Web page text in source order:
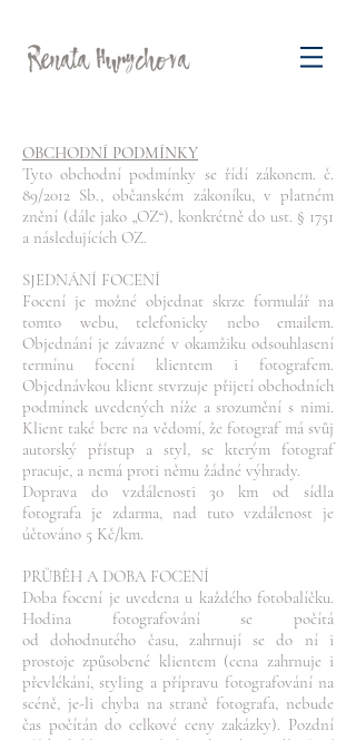
OBCHODNÍ PODMÍNKY
Tyto obchodní podmínky se řídí zákonem. č.
89/2012 Sb., občanském zákoníku, v platném
znění (dále jako „OZ“), konkrétně do ust. § 1751
a následujících OZ.
SJEDNÁNÍ FOCENÍ
Focení je možné objednat skrze formulář na
tomto webu, telefonicky nebo emailem.
Objednání je závazné v okamžiku odsouhlasení
termínu focení klientem i fotografem.
Objednávkou klient stvrzuje přijetí obchodních
podmínek uvedených níže a srozumění s nimi.
Klient také bere na vědomí, že fotograf má svůj
autorský přístup a styl, se kterým fotograf
pracuje, a nemá proti němu žádné výhrady.
Doprava do vzdálenosti 30 km od sídla
fotografa je zdarma, nad tuto vzdálenost je
účtováno 5 Kč/km.
PRŮBĚH A DOBA FOCENÍ
Doba focení je uvedena u každého fotobalíčku.
Hodina fotografování se počítá
od dohodnutého času, zahrnují se do ní i
prostoje způsobené klientem (cena zahrnuje i
převlékání, styling a přípravu fotografování na
scéně, je-li chyba na straně fotografa, nebude
čas počítán do celkové ceny zakázky). Pozdní